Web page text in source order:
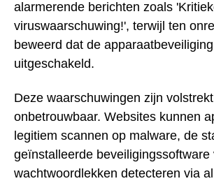
alarmerende berichten zoals
viruswaarschuwing!', terwijl ten
beweerd dat de
uitgeschakeld.
Deze waarschuwingen zijn volstrekt
onbetrouwbaar. Websites kunnen
legitiem scannen op malware, de
geïnstalleerde beveiligingssoftware
wachtwoordlekken detecteren via